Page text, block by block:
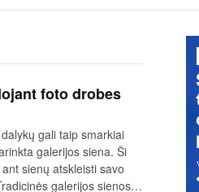
foto drobes
gali taip smarkiai
galerijos siena. Ši
sienų atskleisti savo
galerijos sienos…